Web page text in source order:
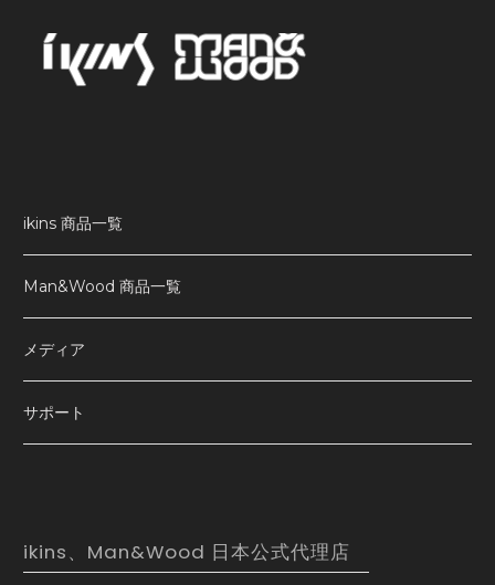
ikins 商品一覧
Man&Wood 商品一覧
メディア
サポート
ikins、Man&Wood 日本公式代理店